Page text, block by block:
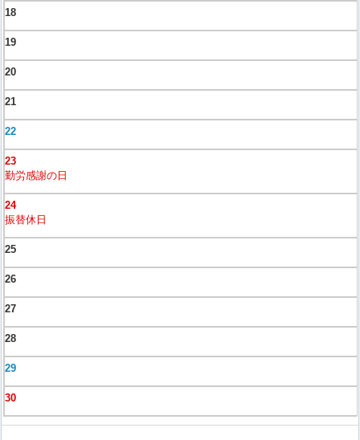
18
19
20
21
22
23
勤労感謝の日
24
振替休日
25
26
27
28
29
30